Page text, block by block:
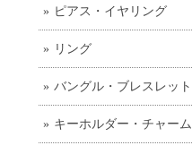
ピアス・イヤリング
リング
バングル・ブレスレット
キーホルダー・チャーム